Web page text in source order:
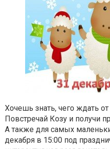
Хочешь знать, чего ждать
Повстречай Козу и получи
А также для самых
декабря в 15:00 под